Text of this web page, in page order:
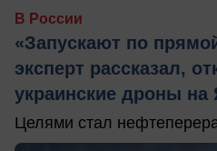
В России
«Запускают по
эксперт рассказал,
украинские дроны на
Целями стал